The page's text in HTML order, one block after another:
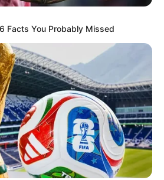
Facts You Probably Missed